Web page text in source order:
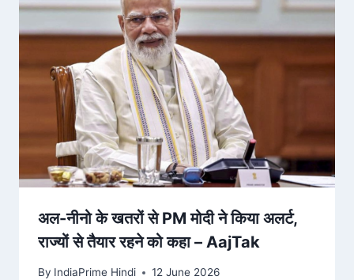
अल-नीनो के खतरों से PM मोदी ने किया अलर्ट,
राज्यों से तैयार रहने को कहा – AajTak
By IndiaPrime Hindi 12 June 2026